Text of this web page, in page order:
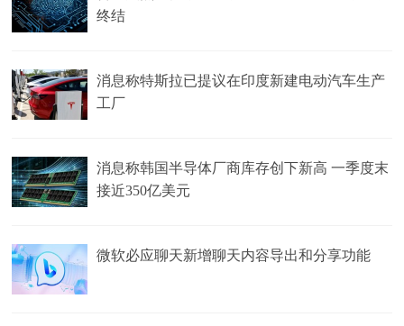
终结
消息称特斯拉已提议在印度新建电动汽车生产
工厂
消息称韩国半导体厂商库存创下新高 一季度末
接近350亿美元
微软必应聊天新增聊天内容导出和分享功能